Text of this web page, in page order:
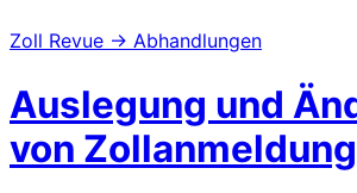
Zoll Revue → Abhandlungen
Auslegung und
von